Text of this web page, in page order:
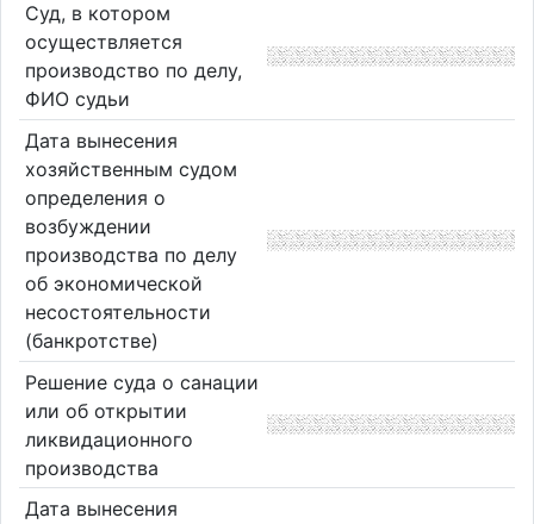
Суд, в котором
осуществляется
производство по делу,
ФИО судьи
Дата вынесения
хозяйственным судом
определения о
возбуждении
производства по делу
об экономической
несостоятельности
(банкротстве)
Решение суда о санации
или об открытии
ликвидационного
производства
Дата вынесения